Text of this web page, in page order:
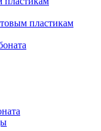
пластикам